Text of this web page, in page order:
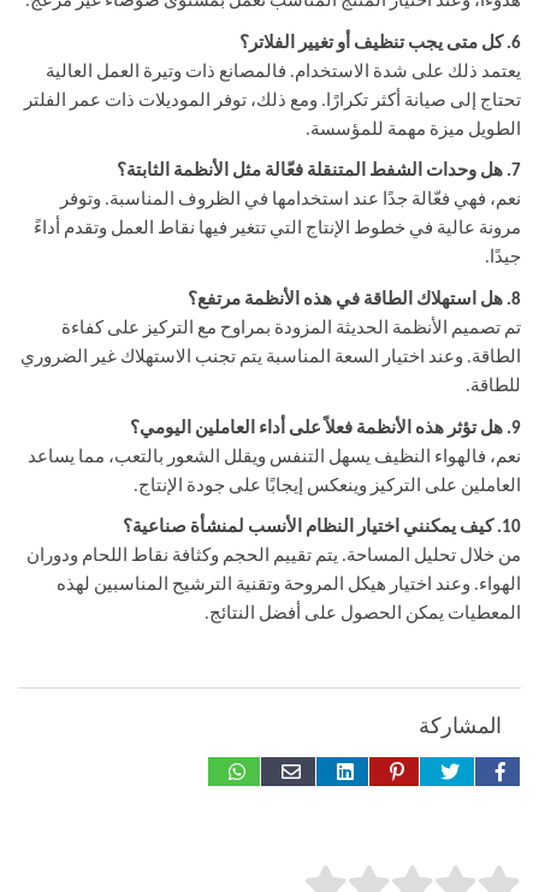
6. كل متى يجب تنظيف أو تغيير الفلاتر؟
يعتمد ذلك على شدة الاستخدام. فالمصانع ذات وتيرة العمل العالية
تحتاج إلى صيانة أكثر تكرارًا. ومع ذلك، توفر الموديلات ذات عمر الفلتر
الطويل ميزة مهمة للمؤسسة.
7. هل وحدات الشفط المتنقلة فعّالة مثل الأنظمة الثابتة؟
نعم، فهي فعّالة جدًا عند استخدامها في الظروف المناسبة. وتوفر
مرونة عالية في خطوط الإنتاج التي تتغير فيها نقاط العمل وتقدم أداءً
جيدًا.
8. هل استهلاك الطاقة في هذه الأنظمة مرتفع؟
تم تصميم الأنظمة الحديثة المزودة بمراوح مع التركيز على كفاءة
الطاقة. وعند اختيار السعة المناسبة يتم تجنب الاستهلاك غير الضروري
للطاقة.
9. هل تؤثر هذه الأنظمة فعلاً على أداء العاملين اليومي؟
نعم، فالهواء النظيف يسهل التنفس ويقلل الشعور بالتعب، مما يساعد
العاملين على التركيز وينعكس إيجابًا على جودة الإنتاج.
10. كيف يمكنني اختيار النظام الأنسب لمنشأة صناعية؟
من خلال تحليل المساحة. يتم تقييم الحجم وكثافة نقاط اللحام ودوران
الهواء. وعند اختيار هيكل المروحة وتقنية الترشيح المناسبين لهذه
المعطيات يمكن الحصول على أفضل النتائج.
المشاركة